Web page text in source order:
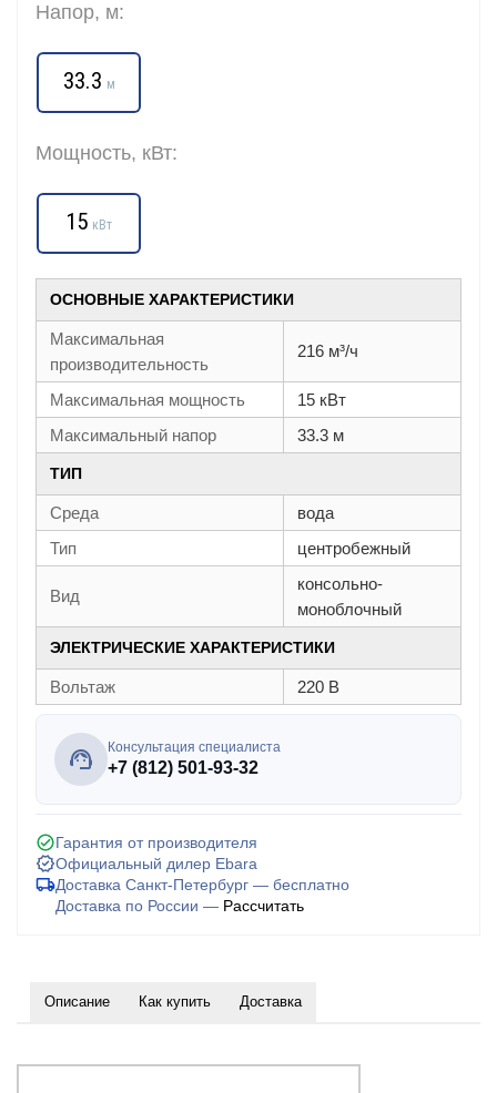
Напор, м:
33.3 м
Мощность, кВт:
15 кВт
ОСНОВНЫЕ ХАРАКТЕРИСТИКИ
Максимальная
производительность
216 м³/ч
Максимальная мощность
15 кВт
Максимальный напор
33.3 м
ТИП
Среда
вода
Тип
центробежный
Вид
консольно-
моноблочный
ЭЛЕКТРИЧЕСКИЕ ХАРАКТЕРИСТИКИ
Вольтаж 220 В
Консультация специалиста
+7 (812) 501-93-32
Гарантия от производителя
Официальный дилер Ebara
Доставка Санкт-Петербург — бесплатно
Доставка по России — Рассчитать
Описание Как купить Доставка